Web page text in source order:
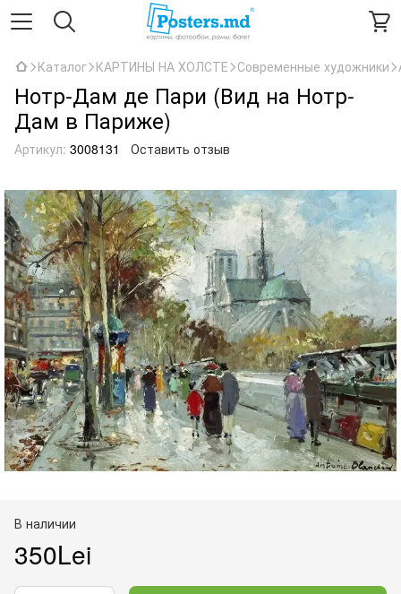
Каталог КАРТИНЫ НА ХОЛСТЕ Современные художники
Нотр-Дам де Пари (Вид на Нотр-
Дам в Париже)
Артикул: 3008131 Оставить отзыв
В наличии
350Lei